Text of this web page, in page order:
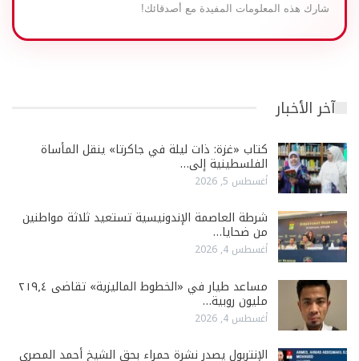
شارك هذه المعلومات المفيدة مع أصدقائك!
آخر الأخبار
كتاب «غزة: ذات ليلة في جاكرتا» ينقل المأساة
الفلسطينية إلى…
أغسطس 5, 2026
شرطة العاصمة الإندونيسية تستعيد ثلاثة مواطنين
من ضحايا…
أغسطس 4, 2026
مساعد طيار في «الخطوط الماليزية» تقاضى ٢١٩٫٤
مليون روبية…
أغسطس 4, 2026
الإنتربول يصدر نشرة حمراء بحق الشيخ أحمد المصري